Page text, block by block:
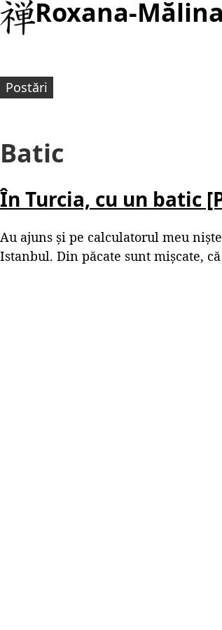
Roxana-
Postări
Batic
În Turcia, cu un batic
Au ajuns și pe calculatorul meu
Istanbul. Din păcate sunt mișcate,